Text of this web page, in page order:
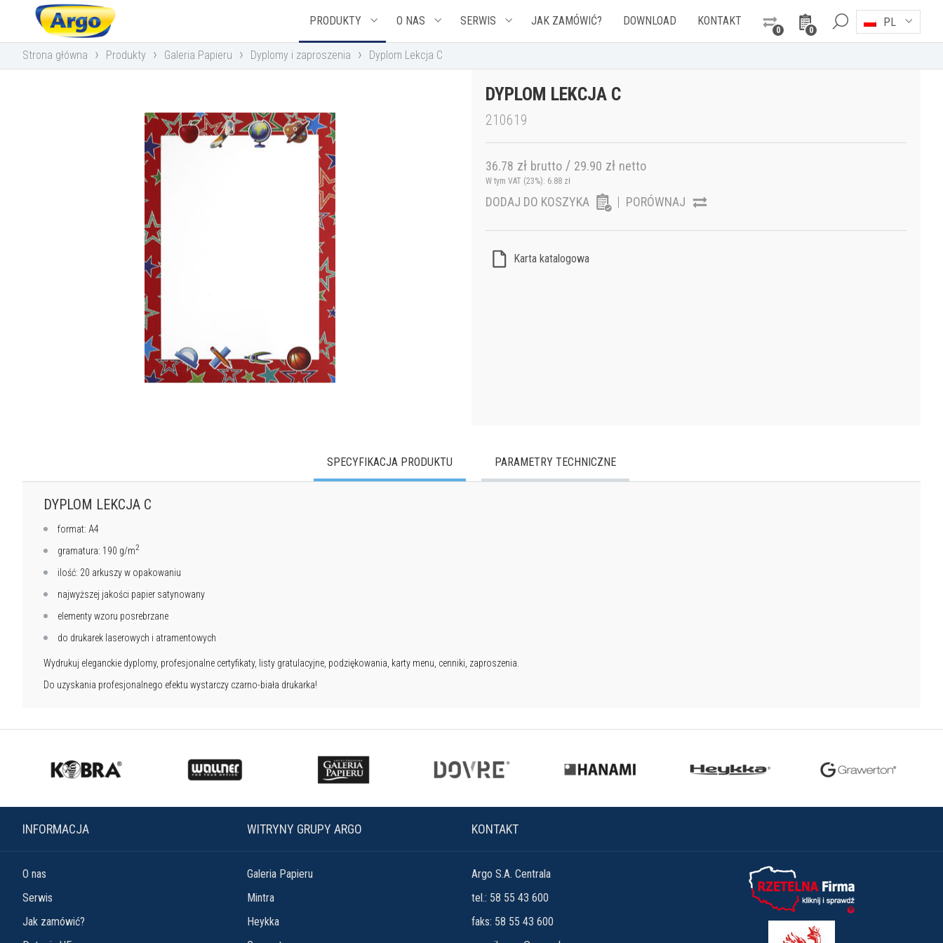
0
0
PL
PRODUKTY O NAS SERWIS JAK ZAMÓWIĆ? DOWNLOAD KONTAKT
Strona główna › Produkty › Galeria Papieru › Dyplomy i zaproszenia › Dyplom Lekcja C
DYPLOM LEKCJA C
210619
36.78 zł brutto / 29.90 zł netto
W tym VAT (23%): 6.88 zł
DODAJ DO KOSZYKA PORÓWNAJ
Karta katalogowa
SPECYFIKACJA PRODUKTU PARAMETRY TECHNICZNE
DYPLOM LEKCJA C
format: A4
gramatura: 190 g/m2
ilość: 20 arkuszy w opakowaniu
najwyższej jakości papier satynowany
elementy wzoru posrebrzane
do drukarek laserowych i atramentowych
Wydrukuj eleganckie dyplomy, profesjonalne certyfikaty, listy gratulacyjne, podziękowania, karty menu, cenniki, zaproszenia.
Do uzyskania profesjonalnego efektu wystarczy czarno-biała drukarka!
INFORMACJA
O nas
Serwis
Jak zamówić?
WITRYNY GRUPY ARGO
Galeria Papieru
Mintra
Heykka
KONTAKT
Argo S.A. Centrala
tel.: 58 55 43 600
faks: 58 55 43 600